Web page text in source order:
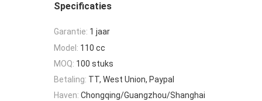
Specificaties
Garantie: 1 jaar
Model: 110 cc
MOQ: 100 stuks
Betaling: TT, West Union, Paypal
Haven: Chongqing/Guangzhou/Shanghai